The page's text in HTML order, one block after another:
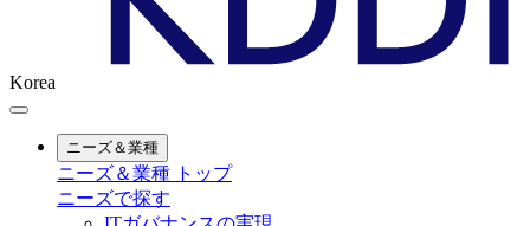
Korea
ニーズ＆業種
ニーズ＆業種 トップ
ニーズで探す